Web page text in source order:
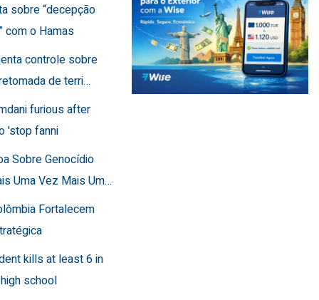
sobre “decepção
com o Hamas
controle sobre
de terri…
furious after
'stop fanni
Sobre Genocídio
Uma Vez Mais Um…
Fortalecem
kills at least 6 in
school